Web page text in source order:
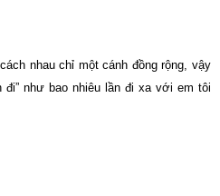
nhau chỉ một cánh đồng rộng, vậy
đi” như bao nhiêu lần đi xa với em tôi